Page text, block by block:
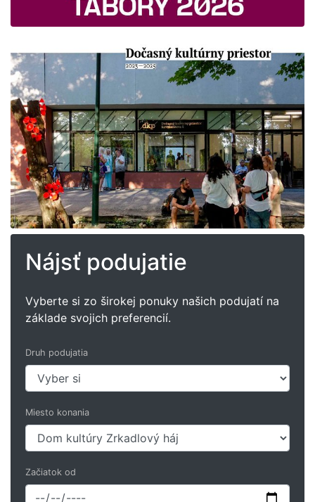
Nájsť podujatie
Vyberte si zo širokej ponuky našich podujatí na
základe svojich preferencií.
Druh podujatia
Miesto konania
Začiatok od